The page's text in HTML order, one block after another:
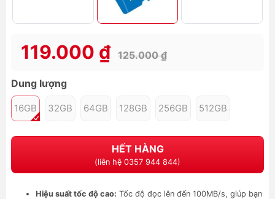
119.000 ₫ 125.000 ₫
Dung lượng
16GB 32GB 64GB 128GB 256GB 512GB
HẾT HÀNG
(liên hệ 0357 944 844)
Hiệu suất tốc độ cao: Tốc độ đọc lên đến 100MB/s, giúp bạn